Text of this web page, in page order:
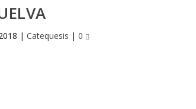
| Catequesis | 0